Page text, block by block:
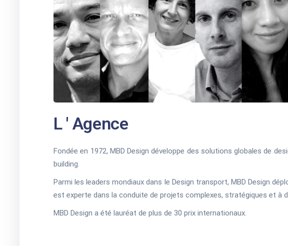
L ' Agence
Fondée en 1972, MBD Design développe des solutions globales de
building.
Parmi les leaders mondiaux dans le Design transport, MBD Design
est experte dans la conduite de projets complexes, stratégiques et à
MBD Design a été lauréat de plus de 30 prix internationaux.